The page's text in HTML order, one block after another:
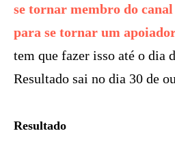
se tornar membro do canal
para se tornar um
tem que fazer isso até o dia
Resultado sai no dia 30 de
Resultado